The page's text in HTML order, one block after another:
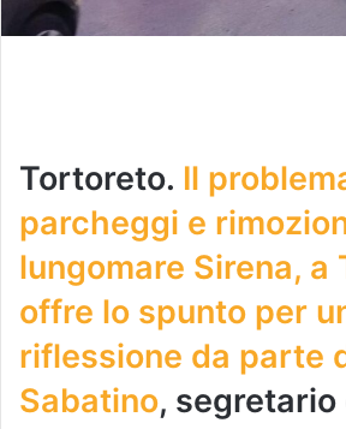
Tortoreto. Il
parcheggi e
lungomare Sirena, a
offre lo spunto per
riflessione da parte
Sabatino,